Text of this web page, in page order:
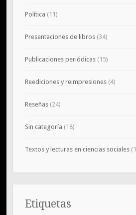
Política (11)
Presentaciones de libros(34)
Publicaciones periódicas(15)
Reediciones y reimpresiones(4)
Reseñas(24)
Sin categoría (18)
Textos y lecturas en ciencias sociales
Etiquetas